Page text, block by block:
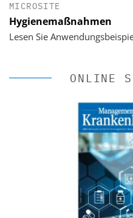
MICROSITE
Hygienemaßnahmen
Lesen Sie
ONLINE